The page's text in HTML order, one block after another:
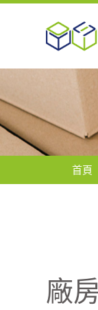
首頁
廠